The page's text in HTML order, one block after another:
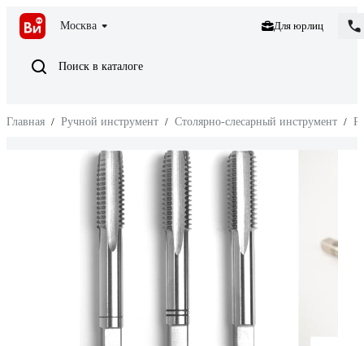
Москва Для юрлиц
Поиск в каталоге
Главная / Ручной инструмент / Столярно-слесарный инструмент /